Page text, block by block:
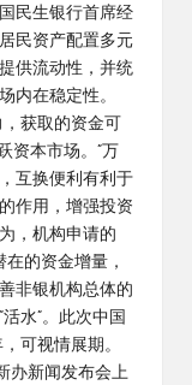
民生银行首席经
民资产配置多元
供流动性，并统
内在稳定性。
获取的资金可
资本市场。”万
互换便利有利于
作用，增强投资
，机构申请的
的资金增量，
非银机构总体的
水”。此次中国
可视情展期。
办新闻发布会上